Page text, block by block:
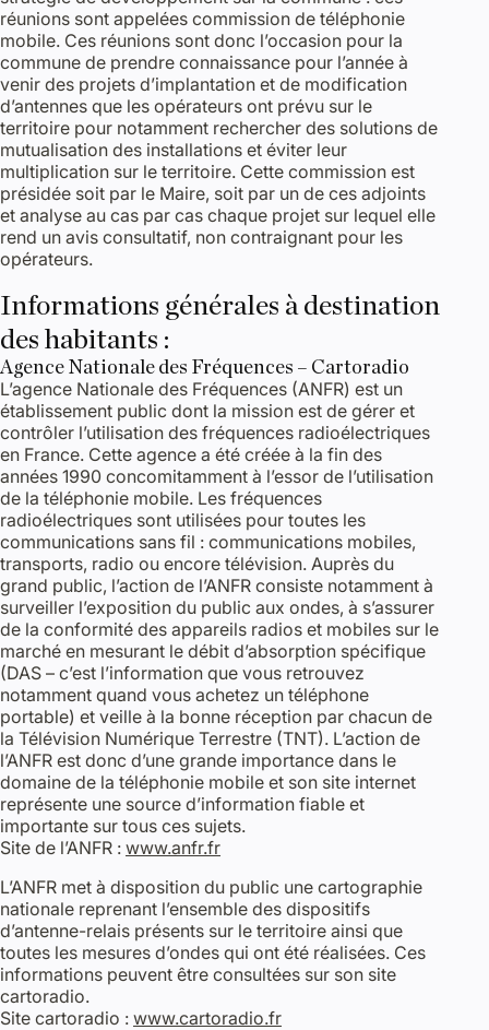
réunions sont appelées commission de téléphonie
mobile. Ces réunions sont donc l’occasion pour la
commune de prendre connaissance pour l’année à
venir des projets d’implantation et de modification
d’antennes que les opérateurs ont prévu sur le
territoire pour notamment rechercher des solutions de
mutualisation des installations et éviter leur
multiplication sur le territoire. Cette commission est
présidée soit par le Maire, soit par un de ces adjoints
et analyse au cas par cas chaque projet sur lequel elle
rend un avis consultatif, non contraignant pour les
opérateurs.
Informations générales à destination
des habitants :
Agence Nationale des Fréquences – Cartoradio
L’agence Nationale des Fréquences (ANFR) est un
établissement public dont la mission est de gérer et
contrôler l’utilisation des fréquences radioélectriques
en France. Cette agence a été créée à la fin des
années 1990 concomitamment à l’essor de l’utilisation
de la téléphonie mobile. Les fréquences
radioélectriques sont utilisées pour toutes les
communications sans fil : communications mobiles,
transports, radio ou encore télévision. Auprès du
grand public, l’action de l’ANFR consiste notamment à
surveiller l’exposition du public aux ondes, à s’assurer
de la conformité des appareils radios et mobiles sur le
marché en mesurant le débit d’absorption spécifique
(DAS – c’est l’information que vous retrouvez
notamment quand vous achetez un téléphone
portable) et veille à la bonne réception par chacun de
la Télévision Numérique Terrestre (TNT). L’action de
l’ANFR est donc d’une grande importance dans le
domaine de la téléphonie mobile et son site internet
représente une source d’information fiable et
importante sur tous ces sujets.
Site de l’ANFR : www.anfr.fr
L’ANFR met à disposition du public une cartographie
nationale reprenant l’ensemble des dispositifs
d’antenne-relais présents sur le territoire ainsi que
toutes les mesures d’ondes qui ont été réalisées. Ces
informations peuvent être consultées sur son site
cartoradio.
Site cartoradio : www.cartoradio.fr